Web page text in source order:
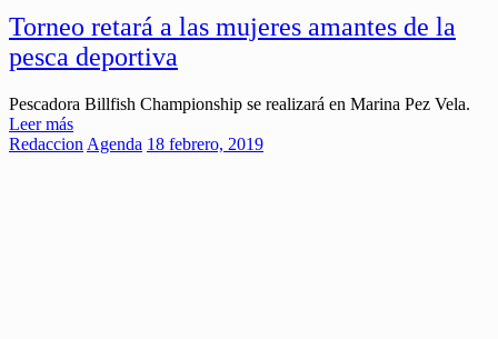
Torneo retará a las mujeres amantes de la
pesca deportiva
Pescadora Billfish Championship se realizará en Marina Pez Vela.
Leer más
Redaccion Agenda 18 febrero, 2019